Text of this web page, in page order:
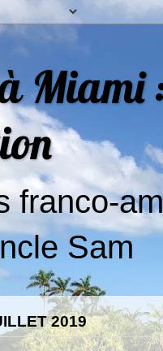
Miami
franco-
Sam
2019